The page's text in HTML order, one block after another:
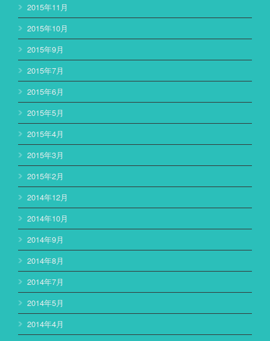
2015年11月
2015年10月
2015年9月
2015年7月
2015年6月
2015年5月
2015年4月
2015年3月
2015年2月
2014年12月
2014年10月
2014年9月
2014年8月
2014年7月
2014年5月
2014年4月